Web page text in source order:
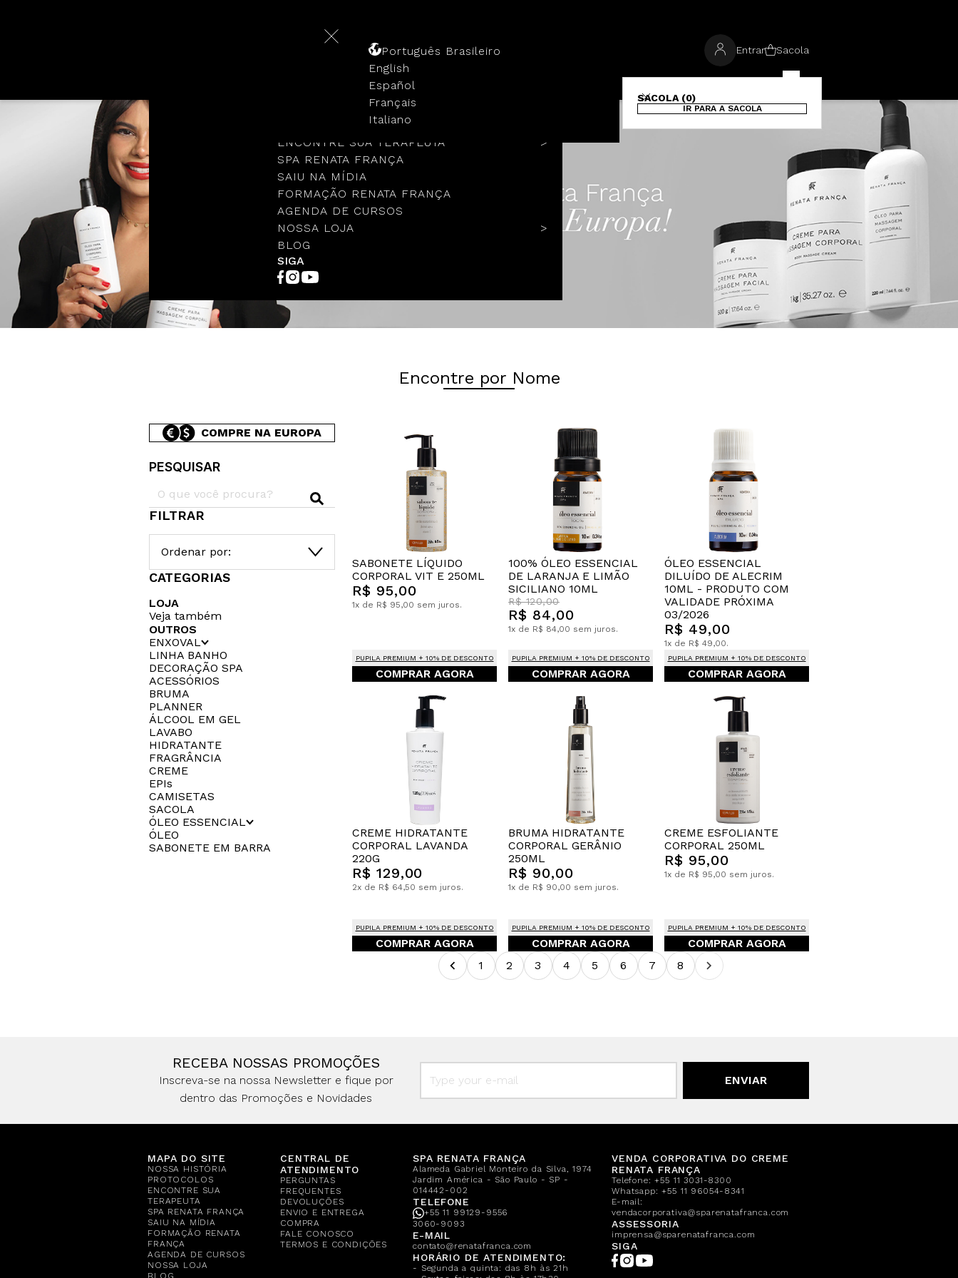
NOSSA HISTÓRIA
ENCONTRE SUA TERAPEUTA
SPA RENATA FRANÇA
SAIU NA MÍDIA
FORMAÇÃO RENATA FRANÇA
AGENDA DE CURSOS
NOSSA LOJA
BLOG
SIGA
Português Brasileiro
English
Español
Français
Italiano
Entrar Sacola
SACOLA (0)
IR PARA A SACOLA
Encontre por Nome
COMPRE NA EUROPA
PESQUISAR
FILTRAR
Ordenar por:
CATEGORIAS
LOJA
Veja também
OUTROS
ENXOVAL
LINHA BANHO
DECORAÇÃO SPA
ACESSÓRIOS
BRUMA
PLANNER
ÁLCOOL EM GEL
LAVABO
HIDRATANTE
FRAGRÂNCIA
CREME
EPIs
CAMISETAS
SACOLA
ÓLEO ESSENCIAL
ÓLEO
SABONETE EM BARRA
SABONETE LÍQUIDO
CORPORAL VIT E 250ML
R$ 95,00
1x de R$ 95,00 sem juros.
PUPILA PREMIUM + 10% DE DESCONTO
COMPRAR AGORA
100% ÓLEO ESSENCIAL
DE LARANJA E LIMÃO
SICILIANO 10ML
R$ 120,00
R$ 84,00
1x de R$ 84,00 sem juros.
PUPILA PREMIUM + 10% DE DESCONTO
COMPRAR AGORA
ÓLEO ESSENCIAL
DILUÍDO DE ALECRIM
10ML - PRODUTO COM
VALIDADE PRÓXIMA
03/2026
R$ 49,00
1x de R$ 49,00.
PUPILA PREMIUM + 10% DE DESCONTO
COMPRAR AGORA
CREME HIDRATANTE
CORPORAL LAVANDA
220G
R$ 129,00
2x de R$ 64,50 sem juros.
PUPILA PREMIUM + 10% DE DESCONTO
COMPRAR AGORA
BRUMA HIDRATANTE
CORPORAL GERÂNIO
250ML
R$ 90,00
1x de R$ 90,00 sem juros.
PUPILA PREMIUM + 10% DE DESCONTO
COMPRAR AGORA
CREME ESFOLIANTE
CORPORAL 250ML
R$ 95,00
1x de R$ 95,00 sem juros.
PUPILA PREMIUM + 10% DE DESCONTO
COMPRAR AGORA
1
2 3 4 5 6 7 8
RECEBA NOSSAS PROMOÇÕES
Inscreva-se na nossa Newsletter e fique por
dentro das Promoções e Novidades
ENVIAR
MAPA DO SITE
NOSSA HISTÓRIA
PROTOCOLOS
ENCONTRE SUA
TERAPEUTA
SPA RENATA FRANÇA
SAIU NA MÍDIA
FORMAÇÃO RENATA
FRANÇA
AGENDA DE CURSOS
NOSSA LOJA
BLOG
CENTRAL DE
ATENDIMENTO
PERGUNTAS
FREQUENTES
DEVOLUÇÕES
ENVIO E ENTREGA
COMPRA
FALE CONOSCO
TERMOS E CONDIÇÕES
SPA RENATA FRANÇA
Alameda Gabriel Monteiro da Silva, 1974
Jardim América - São Paulo - SP -
014442-002
TELEFONE
+55 11 99129-9556
3060-9093
E-MAIL
contato@renatafranca.com
HORÁRIO DE ATENDIMENTO:
- Segunda a quinta: das 8h às 21h
VENDA CORPORATIVA DO CREME
RENATA FRANÇA
Telefone:+55 11 3031-8300
Whatsapp:+55 11 96054-8341
E-mail:
vendacorporativa@sparenatafranca.com
ASSESSORIA
imprensa@sparenatafranca.com
SIGA